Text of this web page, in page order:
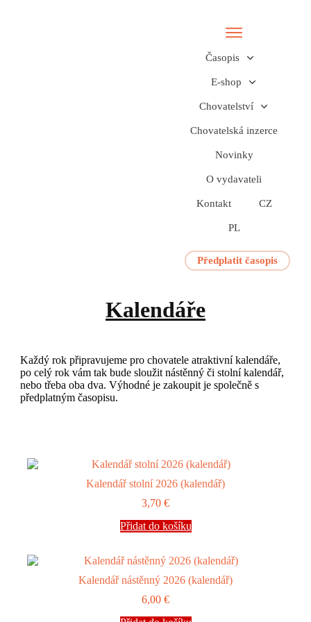
Časopis
E-shop
Chovatelství
Chovatelská inzerce
Novinky
O vydavateli
Kontakt CZ
PL
Předplatit časopis
Kalendáře
Každý rok připravujeme pro chovatele atraktivní kalendáře,
po celý rok vám tak bude sloužit nástěnný či stolní kalendář,
nebo třeba oba dva. Výhodné je zakoupit je společně s
předplatným časopisu.
Kalendář stolní 2026 (kalendář)
3,70 €
Přidat do košíku
Kalendář nástěnný 2026 (kalendář)
6,00 €